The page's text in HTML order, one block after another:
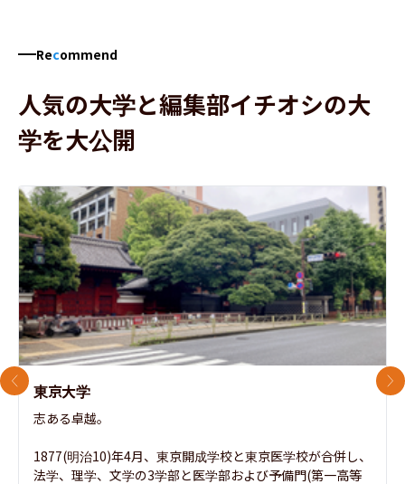
Recommend
人気の大学と編集部イチオシの大
学を大公開
東京大学
志ある卓越。
1877(明治10)年4月、東京開成学校と東京医学校が合併し、
法学、理学、文学の3学部と医学部および予備門(第一高等
前のスライド 次